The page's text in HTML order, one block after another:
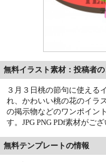
無料イラスト素材：投稿者の
３月３日桃の節句に使える
れ、かわいい桃の花のイラ
の掲示物などのワンポイン
す。JPG PNG PDf素材がござ
無料テンプレートの情報